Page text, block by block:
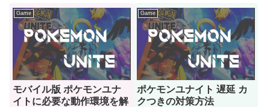
Game
モバイル版 ポケモンユナ
イトに必要な動作環境を解
Game
ポケモンユナイト 遅延 カ
クつきの対策方法